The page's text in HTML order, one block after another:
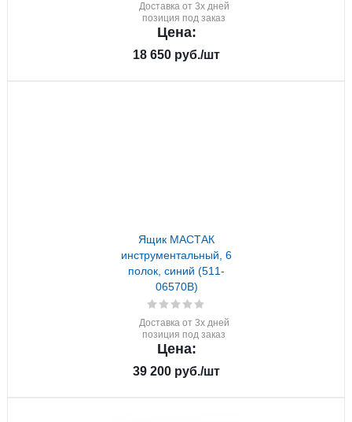
Доставка от 3х дней
позиция под заказ
Цена:
18 650 руб./шт
Ящик МАСТАК
инструментальный, 6
полок, синий (511-
06570B)
Доставка от 3х дней
позиция под заказ
Цена:
39 200 руб./шт